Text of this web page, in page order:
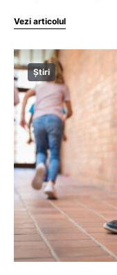
Vezi articolul
Știri